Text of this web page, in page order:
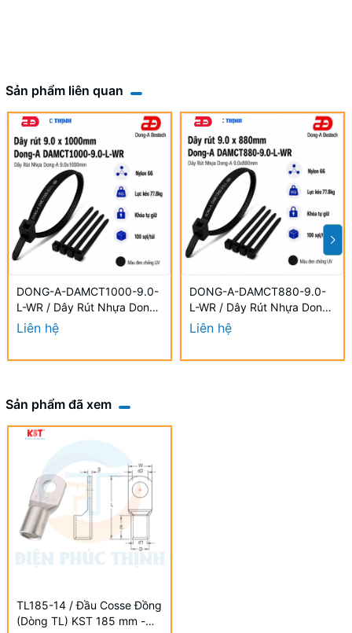
Sản phẩm liên quan
DONG-A-DAMCT1000-9.0-
L-WR / Dây Rút Nhựa Dong-
A 9.0×1000mm Chống UV
Liên hệ
DONG-A-DAMCT880-9.0-
L-WR / Dây Rút Nhựa Dong-
A 9.0×880mm Chống UV
Liên hệ
Sản phẩm đã xem
TL185-14 / Đầu Cosse Đồng
(Dòng TL) KST 185 mm -